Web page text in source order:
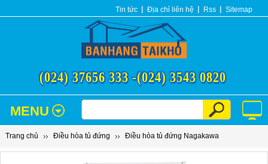
Tin tức Địa chỉ liên hệ Rss Sitemap
(024) 37656 333 -(024) 3543 0820
MENU
Trang chủ Điều hòa tủ đứng Điều hòa tủ đứng Nagakawa